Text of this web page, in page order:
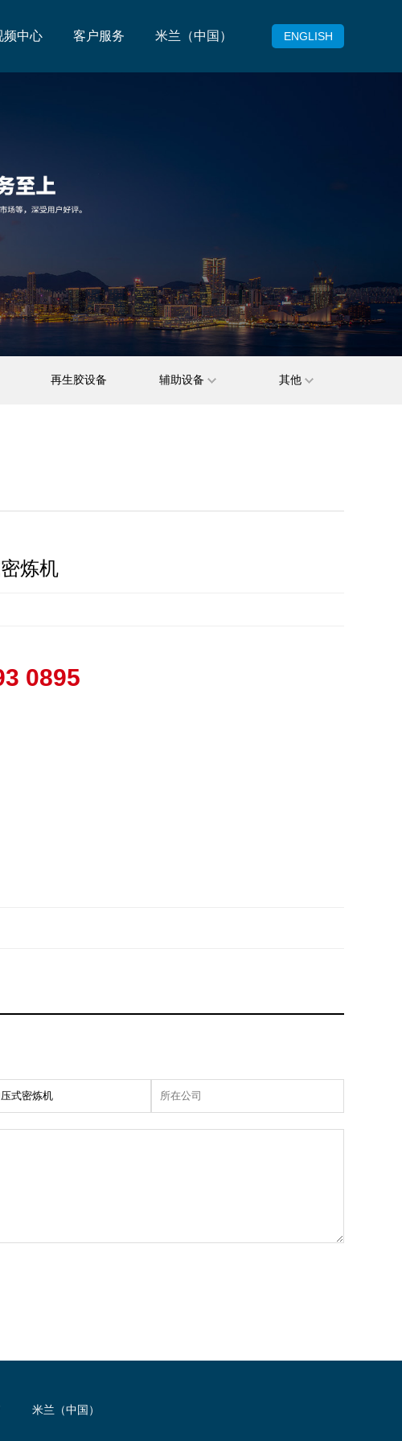
频中心 客户服务 米兰（中国） ENGLISH
再生胶设备 辅助设备 其他
炼机
0895
米兰（中国）